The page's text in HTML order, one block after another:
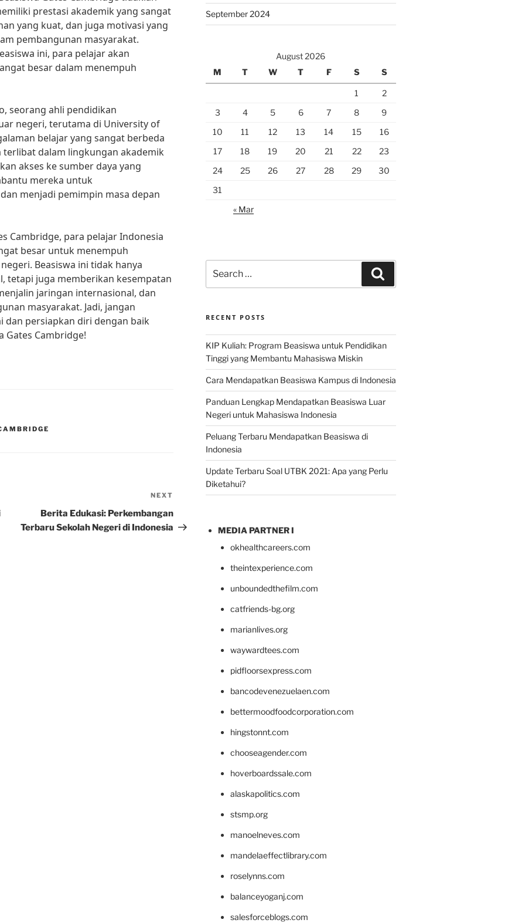
prestasi akademik yang sangat
yang kuat, dan juga motivasi yang
pembangunan masyarakat.
ini, para pelajar akan
besar dalam menempuh
seorang ahli pendidikan
negeri, terutama di University of
belajar yang sangat berbeda
terlibat dalam lingkungan akademik
akses ke sumber daya yang
mereka untuk
menjadi pemimpin masa depan
Cambridge, para pelajar Indonesia
besar untuk menempuh
Beasiswa ini tidak hanya
tetapi juga memberikan kesempatan
jaringan internasional, dan
masyarakat. Jadi, jangan
dan persiapkan diri dengan baik
Gates Cambridge!
Post
NEXT
Berita Edukasi: Perkembangan
Terbaru Sekolah Negeri di Indonesia
September 2024
August 2026
M
T W T F S S
1
2
3
4 5 6 7 8
9
10
11 12 13 14 15
16
17
18 19 20 21 22
23
24
25 26 27 28 29
30
31
« Mar
for:
RECENT POSTS
KIP Kuliah: Program Beasiswa untuk Pendidikan
Tinggi yang Membantu Mahasiswa Miskin
Cara Mendapatkan Beasiswa Kampus di Indonesia
Panduan Lengkap Mendapatkan Beasiswa Luar
Negeri untuk Mahasiswa Indonesia
Peluang Terbaru Mendapatkan Beasiswa di
Indonesia
Update Terbaru Soal UTBK 2021: Apa yang Perlu
Diketahui?
MEDIA PARTNER I
okhealthcareers.com
theintexperience.com
unboundedthefilm.com
catfriends-bg.org
marianlives.org
waywardtees.com
pidfloorsexpress.com
bancodevenezuelaen.com
bettermoodfoodcorporation.com
hingstonnt.com
chooseagender.com
hoverboardssale.com
alaskapolitics.com
stsmp.org
manoelneves.com
mandelaeffectlibrary.com
roselynns.com
balanceyoganj.com
salesforceblogs.com